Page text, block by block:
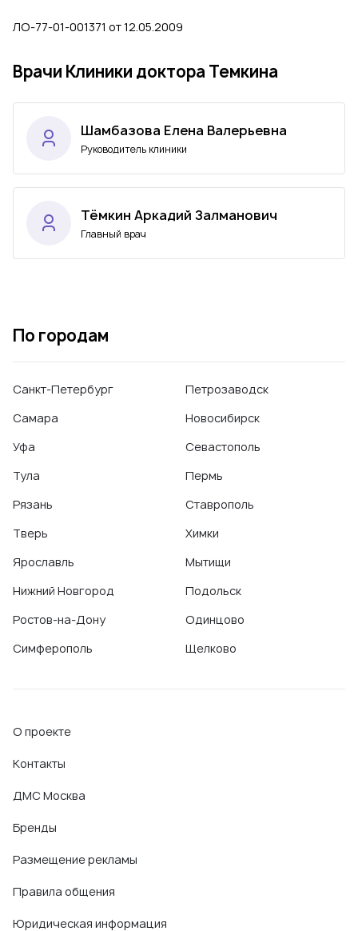
ЛО-77-01-001371 от 12.05.2009
Врачи Клиники доктора Темкина
Шамбазова Елена Валерьевна
Руководитель клиники
Тёмкин Аркадий Залманович
Главный врач
По городам
Санкт-Петербург
Самара
Уфа
Тула
Рязань
Тверь
Ярославль
Нижний Новгород
Ростов-на-Дону
Симферополь
Петрозаводск
Новосибирск
Севастополь
Пермь
Ставрополь
Химки
Мытищи
Подольск
Одинцово
Щелково
О проекте
Контакты
ДМС Москва
Бренды
Размещение рекламы
Правила общения
Юридическая информация